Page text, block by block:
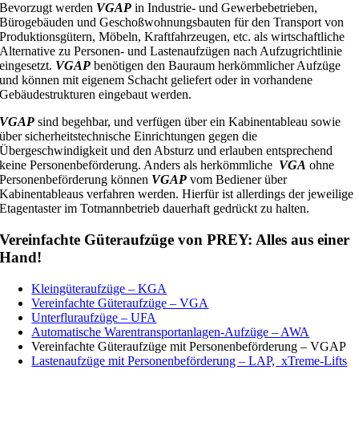
Bevorzugt werden VGAP in Industrie- und Gewerbebetrieben,
Bürogebäuden und Geschoßwohnungsbauten für den Transport von
Produktionsgütern, Möbeln, Kraftfahrzeugen, etc. als wirtschaftliche
Alternative zu Personen- und Lastenaufzügen nach Aufzugrichtlinie
eingesetzt. VGAP benötigen den Bauraum herkömmlicher Aufzüge
und können mit eigenem Schacht geliefert oder in vorhandene
Gebäudestrukturen eingebaut werden.
VGAP sind begehbar, und verfügen über ein Kabinentableau sowie
über sicherheitstechnische Einrichtungen gegen die
Übergeschwindigkeit und den Absturz und erlauben entsprechend
keine Personenbeförderung. Anders als herkömmliche VGA ohne
Personenbeförderung können VGAP vom Bediener über
Kabinentableaus verfahren werden. Hierfür ist allerdings der jeweilige
Etagentaster im Totmannbetrieb dauerhaft gedrückt zu halten.
Vereinfachte Güteraufzüge von PREY: Alles aus einer
Hand!
Kleingüteraufzüge – KGA
Vereinfachte Güteraufzüge – VGA
Unterfluraufzüge – UFA
Automatische Warentransportanlagen-Aufzüge – AWA
Vereinfachte Güteraufzüge mit Personenbeförderung – VGAP
Lastenaufzüge mit Personenbeförderung – LAP, xTreme-Lifts